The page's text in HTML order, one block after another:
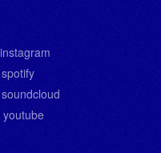
instagram
spotify
soundcloud
youtube